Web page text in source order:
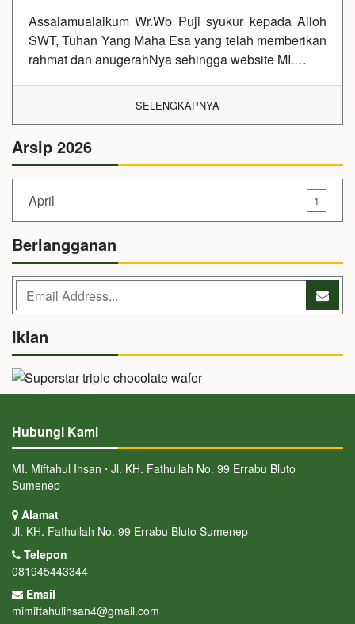
Assalamualaikum Wr.Wb Puji syukur kepada Alloh
SWT, Tuhan Yang Maha Esa yang telah memberikan
rahmat dan anugerahNya sehingga website MI.…
SELENGKAPNYA
Arsip 2026
April 1
Berlangganan
Iklan
Hubungi Kami
MI. Miftahul Ihsan ⋅ Jl. KH. Fathullah No. 99 Errabu Bluto
Sumenep
Alamat
Jl. KH. Fathullah No. 99 Errabu Bluto Sumenep
Telepon
081945443344
Email
mimiftahulihsan4@gmail.com